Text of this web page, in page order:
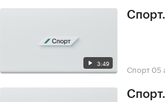
3:49 Спорт 05